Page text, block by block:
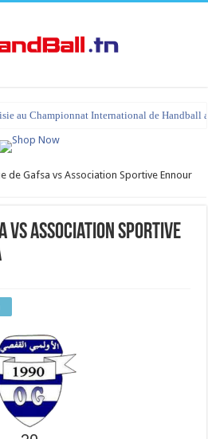
au Championnat International de Handball
2023 : programme et liste des joueurs
de Gafsa vs Association Sportive Ennour
vs Association Sportive